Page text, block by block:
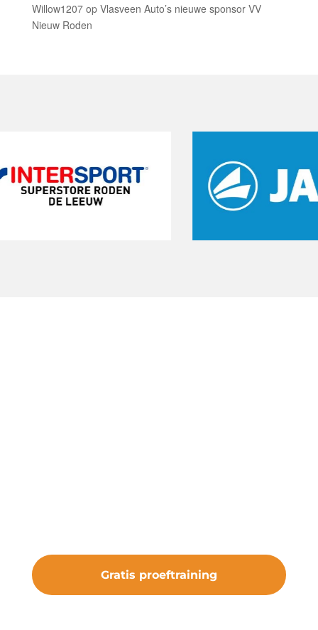
Willow1207op Vlasveen Auto’s nieuwe sponsor VV
Nieuw Roden
Gratis proeftraining